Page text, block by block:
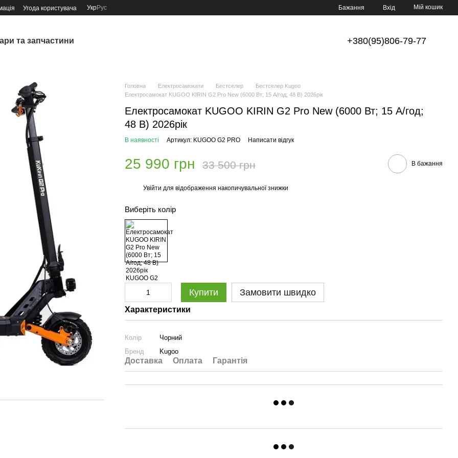
Угода користувача УкрРус Бажання Вхід Мій кошик
та запчастини +380(95)806-79-77
Головна Електросамокати Бестселер
Бестселер Kugoo
Електросамокат KUGOO KIRIN G2 Pro New (6000 Вт; 15 А/год; 48 В) 2026рік
Електросамокат KUGOO KIRIN G2 Pro New (6000 Вт; 15 А/год;
48 В) 2026рік
В наявності Артикул: KUGOO G2 PRO Написати відгук
25 990 грн 33 500 грн В бажання
Увійти для відображення накопичувальної знижки
Виберіть колір
Купити Замовити швидко
Характеристики
Колір
Чорний
Бренд
Kugoo
Доставка Оплата Гарантія